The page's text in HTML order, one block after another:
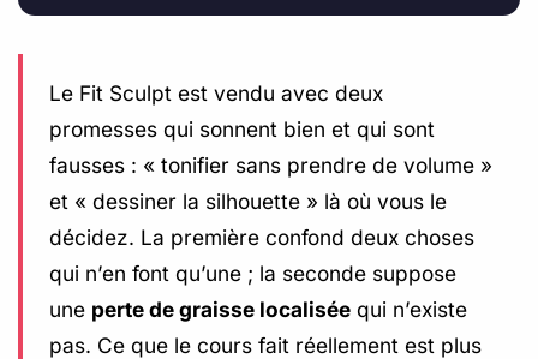
Le Fit Sculpt est vendu avec deux
promesses qui sonnent bien et qui sont
fausses : « tonifier sans prendre de volume »
et « dessiner la silhouette » là où vous le
décidez. La première confond deux choses
qui n’en font qu’une ; la seconde suppose
une perte de graisse localisée qui n’existe
pas. Ce que le cours fait réellement est plus